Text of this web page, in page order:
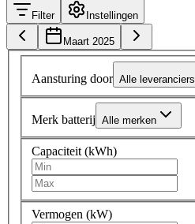
Filter Instellingen
Maart 2025
Aansturing door Alle leveranciers
Merk batterij Alle merken
Capaciteit (kWh)
Vermogen (kW)